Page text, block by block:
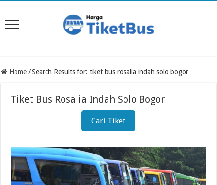
Home / Search Results for: tiket bus rosalia indah solo bogor
Tiket Bus Rosalia Indah Solo Bogor
Cari Tiket